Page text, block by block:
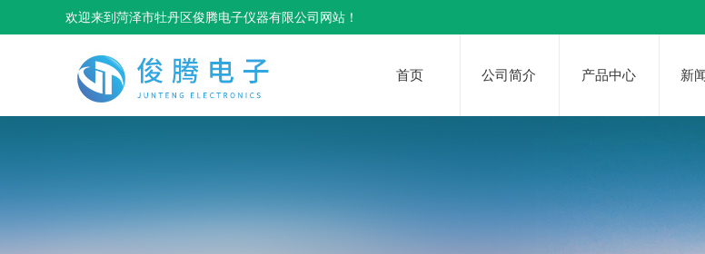
欢迎来到菏泽市牡丹区俊腾电子仪器有限公司网站！
首页 公司简介 产品中心 新